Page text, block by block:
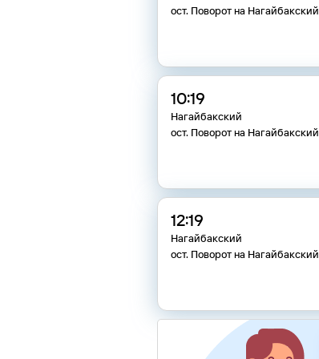
ост. Поворот на Нагайбакский
10:19
Нагайбакский
ост. Поворот на Нагайбакский
12:19
Нагайбакский
ост. Поворот на Нагайбакский